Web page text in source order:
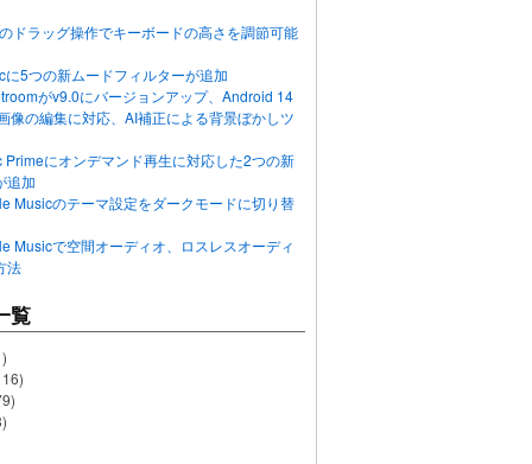
ドラッグ操作でキーボードの高さを調節可能
に5つの新ムードフィルターが追加
がv9.0にバージョンアップ、Android 14
像の編集に対応、AI補正による背景ぼかしツ
Primeにオンデマンド再生に対応した2つの新
追加
Musicのテーマ設定をダークモードに切り替
Musicで空間オーディオ、ロスレスオーディ
法
覧